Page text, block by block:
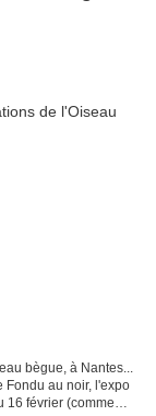
bègue, à Nantes...
Fondu au noir, l'expo
16 février (comme